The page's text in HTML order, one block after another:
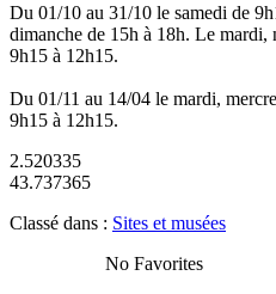
Du 01/10 au 31/10 le samedi de
dimanche de 15h à 18h. Le mardi,
9h15 à 12h15.
Du 01/11 au 14/04 le mardi,
9h15 à 12h15.
2.520335
43.737365
Classé dans : Sites et musées
No Favorites